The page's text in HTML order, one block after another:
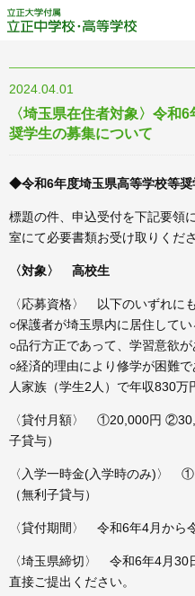
立
2024.04.01
〈埼玉県在住者対象〉令和
奨学生の募集について
◆令和6年度埼玉県高等学校等
標題の件、申込受付を下記要領
室にて必要書類お受け取りくださ
〈対象〉 高校生
〈応募資格〉 以下のいずれに
○保護者が埼玉県内に居住してい
○品行方正であって、学習意欲
○経済的理由により修学が困難
人家族（学生2人）で年収830万
〈貸付月額〉 ①20,000円
子貸与）
〈入学一時金(入学時のみ)〉
（無利子貸与）
〈貸付期間〉 令和6年4月から
〈埼玉県締切〉 令和6年4月
直接ご提出ください。